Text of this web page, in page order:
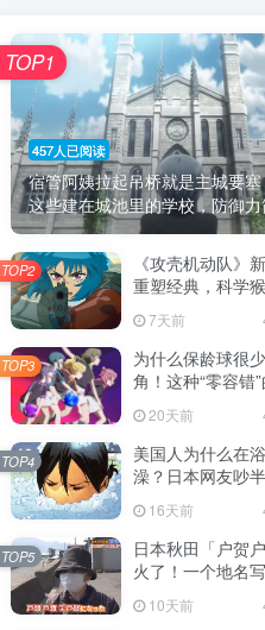
457人已阅读
宿管阿姨拉起吊桥就是主城要
这些建在城池里的学校，防御
TOP1
《攻壳机动队》
重塑经典，科学
7天前
TOP2
为什么保龄球很
角！这种“零容错
们的生活！
20天前
TOP3
美国人为什么在
澡？日本网友吵
藏在浴室地板里！
16天前
TOP4
日本秋田「户贺
火了！一个地名
不是玩梗而是150
10天前
TOP5